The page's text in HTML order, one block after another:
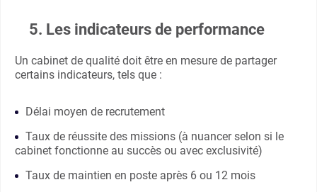
5. Les indicateurs de performance
Un cabinet de qualité doit être en mesure de partager
certains indicateurs, tels que :
Délai moyen de recrutement
Taux de réussite des missions (à nuancer selon si le
cabinet fonctionne au succès ou avec exclusivité)
Taux de maintien en poste après 6 ou 12 mois